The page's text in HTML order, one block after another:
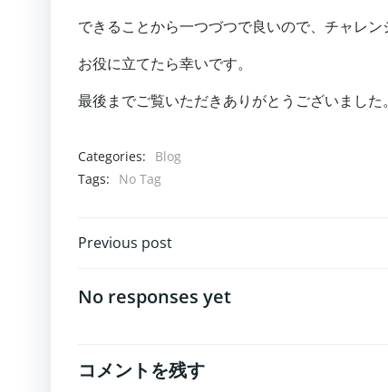
できることから一つづつで良いので、チャレン
お役に立てたら幸いです。
最後までご覧いただきありがとうございました。
Categories:
Blog
Tags:
No Tag
投
稿
Previous post
No responses yet
コメントを残す